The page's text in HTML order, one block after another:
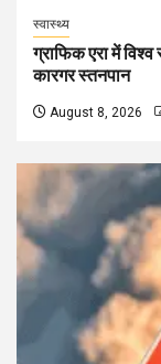
स्वास्थ्य
ग्राफिक एरा में
कारगर स्तनपान
August 8, 2026